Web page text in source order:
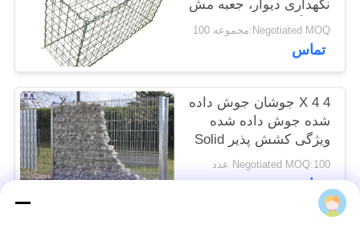
نگهداری دیوار، جعبه مش
سیم گابون
Negotiated MOQ:مجموعه 100
تماس
4 X 4 جوشان جوش داده
شده جوش داده شده
ویژگی کشش پذیر Solid
Recyclable
Negotiated MOQ:100 عدد
تماس